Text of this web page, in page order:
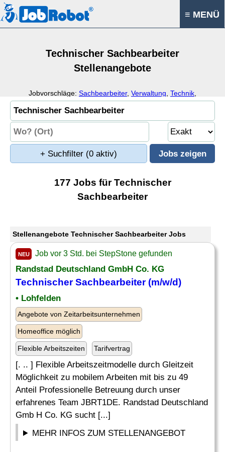
≡ MENÜ
Technischer Sachbearbeiter
Stellenangebote
Jobvorschläge: Sachbearbeiter, Verwaltung Technik
Büroorganisation
+ Suchfilter (0 aktiv)
177 Jobs für Technischer
Sachbearbeiter
Stellenangebote Technischer Sachbearbeiter Jobs
NEU Job vor 3 Std. bei StepStone gefunden
Randstad Deutschland GmbH Co. KG
Technischer Sachbearbeiter(m/w/d)
• Lohfelden
Angebote von Zeitarbeitsunternehmen
Homeoffice möglich
Flexible Arbeitszeiten Tarifvertrag
[. .. ] Flexible Arbeitszeitmodelle durch Gleitzeit
Möglichkeit zu mobilem Arbeiten mit bis zu 49
Anteil Professionelle Betreuung durch unser
erfahrenes Team JBRT1DE. Randstad Deutschland
Gmb H Co. KG sucht [...]
MEHR INFOS ZUM STELLENANGEBOT